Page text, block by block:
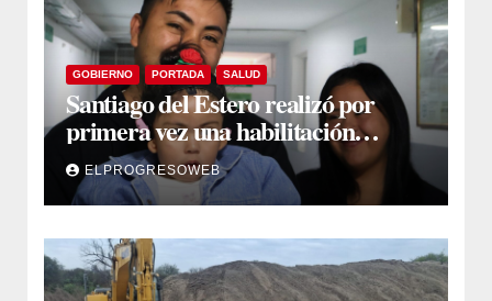
GOBIERNO PORTADA SALUD
Santiago del Estero realizó por
primera vez una habilitación
auditiva con vincha de conducción
óseaELPROGRESOWEB